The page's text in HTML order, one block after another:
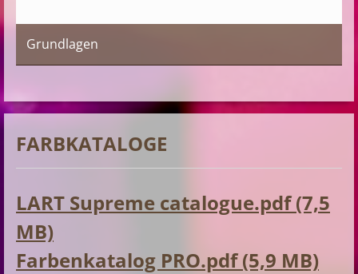
Grundlagen
FARBKATALOGE
LART Supreme catalogue.pdf (7,5
MB)
Farbenkatalog PRO.pdf (5,9 MB)